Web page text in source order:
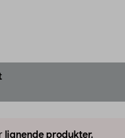
lignende produkter.